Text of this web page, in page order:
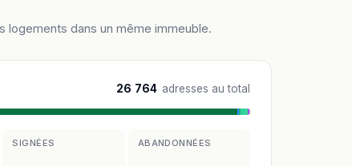
logements dans un même immeuble.
26 764 adresses au total
SIGNÉES ABANDONNÉES